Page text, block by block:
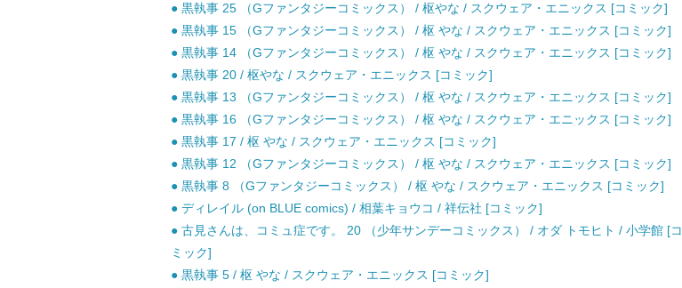
● 黒執事 25 （Gファンタジーコミックス） / 枢やな / スクウェア・エニックス [コミック]
● 黒執事 15 （Gファンタジーコミックス） / 枢 やな / スクウェア・エニックス [コミック]
● 黒執事 14 （Gファンタジーコミックス） / 枢 やな / スクウェア・エニックス [コミック]
● 黒執事 20 / 枢やな / スクウェア・エニックス [コミック]
● 黒執事 13 （Gファンタジーコミックス） / 枢 やな / スクウェア・エニックス [コミック]
● 黒執事 16 （Gファンタジーコミックス） / 枢 やな / スクウェア・エニックス [コミック]
● 黒執事 17 / 枢 やな / スクウェア・エニックス [コミック]
● 黒執事 12 （Gファンタジーコミックス） / 枢 やな / スクウェア・エニックス [コミック]
● 黒執事 8 （Gファンタジーコミックス） / 枢 やな / スクウェア・エニックス [コミック]
● ディレイル (on BLUE comics) / 相葉キョウコ / 祥伝社 [コミック]
● 古見さんは、コミュ症です。 20 （少年サンデーコミックス） / オダ トモヒト / 小学館 [コ
ミック]
● 黒執事 5 / 枢 やな / スクウェア・エニックス [コミック]